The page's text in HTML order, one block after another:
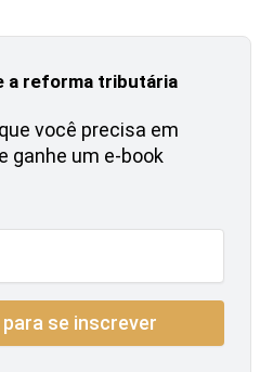
a reforma tributária
você precisa em
ganhe um e-book